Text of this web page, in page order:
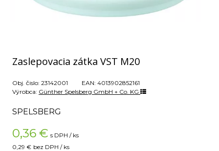
Zaslepovacia zátka VST M20
Obj. čislo: 23142001 EAN: 4013902852161
Výrobca: Günther Spelsberg GmbH + Co. KG
SPELSBERG
0,36 € s DPH / ks
0,29 € bez DPH / ks